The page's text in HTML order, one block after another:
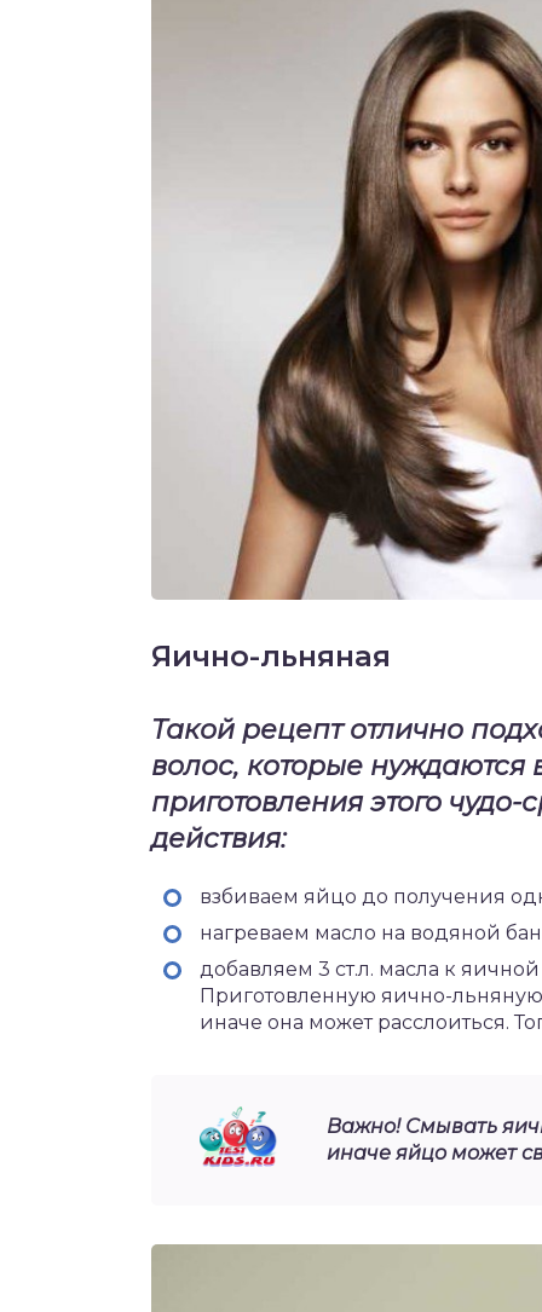
Яично-льняная
Такой рецепт отлично
волос, которые
приготовления этого
действия:
взбиваем яйцо до получения
нагреваем масло на водяной
добавляем 3 ст.л. масла к
Приготовленную яично-
иначе она может расслоиться.
Важно! Смывать
иначе яйцо может